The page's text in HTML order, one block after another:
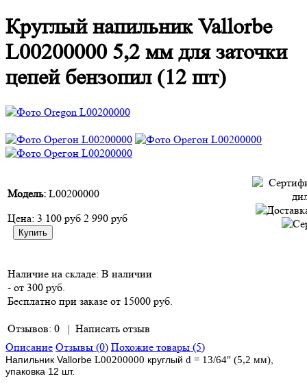
Круглый напильник Vallorbe
L00200000 5,2 мм для заточки
цепей бензопил (12 шт)
Модель: L00200000
Цена: 3 100 руб 2 990 руб
Наличие на складе: В наличии
- от 300 руб.
Бесплатно при заказе от 15000 руб.
Отзывов: 0 | Написать отзыв
Описание Отзывы (0) Похожие товары (5)
Напильник Vallorbe L00200000 круглый d = 13/64" (5,2 мм)
упаковка 12 шт.